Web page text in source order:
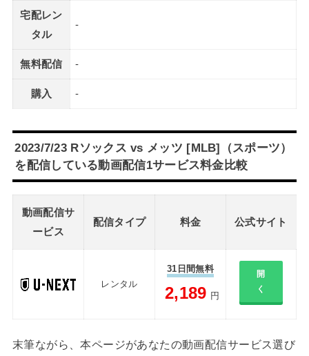
宅配レン
タル
-
無料配信 -
購入 -
2023/7/23 Rソックス vs メッツ [MLB]（スポーツ）
を配信している動画配信1サービス料金比較
動画配信サ
ービス
配信タイプ 料金 公式サイト
レンタル
31日間無料
2,189 円
開
く
末筆ながら、本ページがあなたの動画配信サービス選び